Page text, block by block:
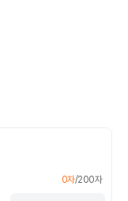
0자/200자